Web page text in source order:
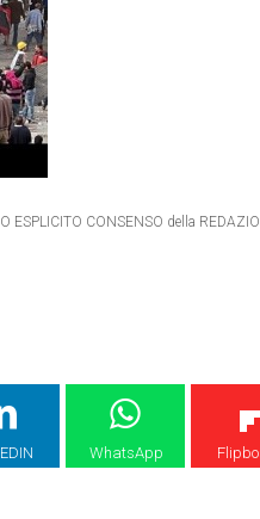
ESPLICITO CONSENSO della
WhatsApp